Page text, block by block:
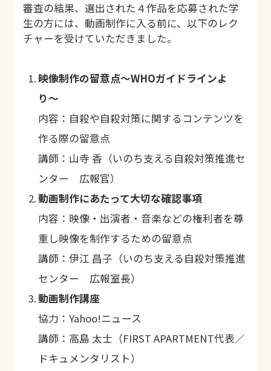
審査の結果、選出された４作品を応募された学
生の方には、動画制作に入る前に、以下のレク
チャーを受けていただきました。
映像制作の留意点〜WHOガイドラインよ
り〜
内容：自殺や自殺対策に関するコンテンツを
作る際の留意点
講師：山寺 香（いのち支える自殺対策推進セ
ンター 広報官）
動画制作にあたって大切な確認事項
内容：映像・出演者・音楽などの権利者を尊
重し映像を制作するための留意点
講師：伊江 昌子（いのち支える自殺対策推進
センター 広報室長）
動画制作講座
協力：Yahoo!ニュース
講師：高島 太士（FIRST APARTMENT代表／
ドキュメンタリスト）